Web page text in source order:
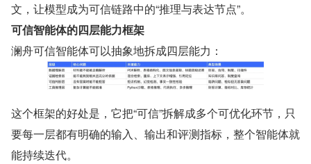
文，让模型成为可信链路中的“推理与表达节点”。
可信智能体的四层能力框架
澜舟可信智能体可以抽象地拆成四层能力：
这个框架的好处是，它把“可信”拆解成多个可优化环节，只
要每一层都有明确的输入、输出和评测指标，整个智能体就
能持续迭代。